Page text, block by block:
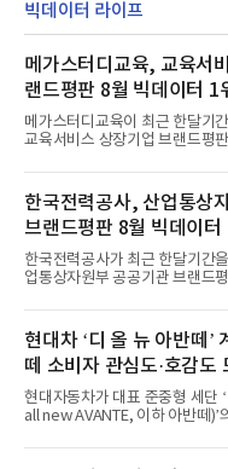
빅데이터 라이프
메가스터디교육, 교육서
랜드평판 8월 빅데이터 1
메가스터디교육이 최근 한달기
교육서비스 상장기업 브랜드평
일 한국기업평판연구소(소장 구
비스 상장기업 브랜드를 대상으
8월 7일까지 수집된 소비자 빅
을 분석한 결과, 메가스터디교육
1,710,926을 기록하며 8월 1위
분석에 활용된 빅데이터는 지난
비 6.14% 증가한 수치로, 교육
디교육, 대교, 디지
한국전력공사, 산업통상
브랜드평판 8월 빅데이터
한국전력공사가 최근 한달기간
업통상자원부 공공기관 브랜드
이 순으로 뒤를 이었다.7일 한국
구창환)는 산업통상자원부 공공
대상으로 지난 7월 7일부터 8월
자 빅데이터 91,102,549건을 분
공사가 브랜드평판지수
1위에 올랐다고 밝혔다. 분석에
난 7월(88,893,823건) 대비
현대차 ‘디 올 뉴 아반떼
떼 소비자 관심도·호감도
현대자동차가 대표 준중형 세단
all new AVANTE, 이하 아반떼)’
떼는 6년 만에 선보이는 8세대